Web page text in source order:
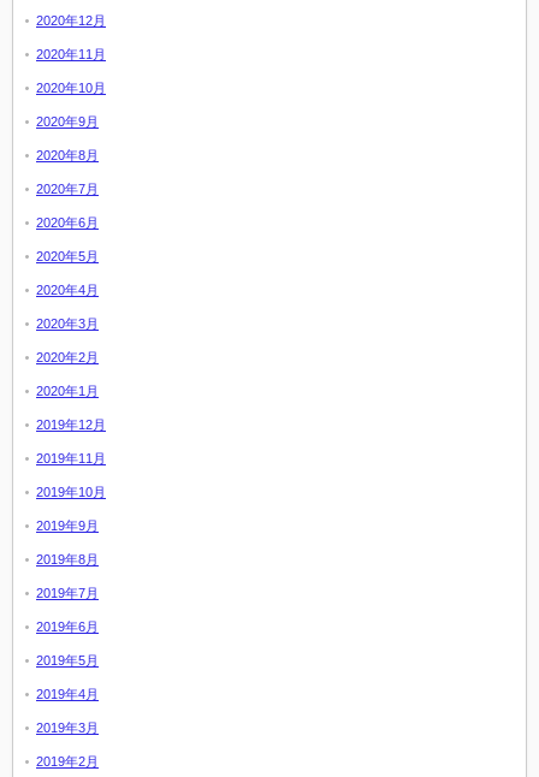
2020年12月
2020年11月
2020年10月
2020年9月
2020年8月
2020年7月
2020年6月
2020年5月
2020年4月
2020年3月
2020年2月
2020年1月
2019年12月
2019年11月
2019年10月
2019年9月
2019年8月
2019年7月
2019年6月
2019年5月
2019年4月
2019年3月
2019年2月